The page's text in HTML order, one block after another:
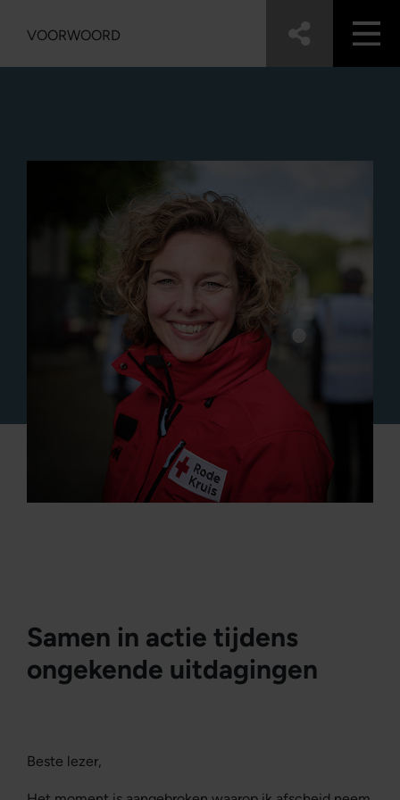
VOORWOORD
Leestijd 3 minuten
Samen in actie tijdens
ongekende uitdagingen
Beste lezer,